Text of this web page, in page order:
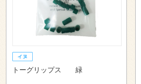
トーグリップス 緑